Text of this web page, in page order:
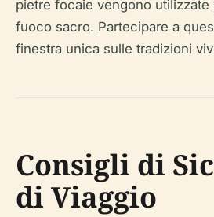
pietre focaie vengono
fuoco sacro. Partecipare a
finestra unica sulle tradizioni
Consigli di
di Viaggio